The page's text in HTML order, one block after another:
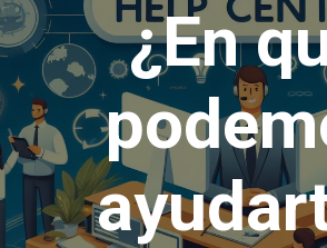
¿En